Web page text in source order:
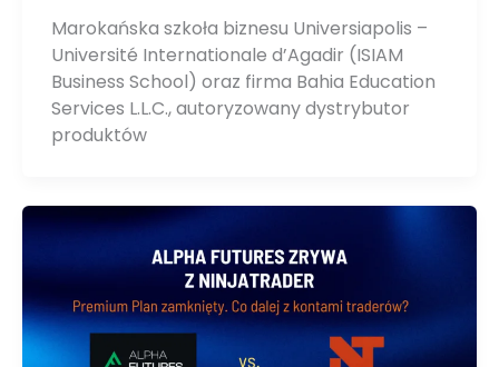
Marokańska szkoła biznesu Universiapolis –
Université Internationale d’Agadir (ISIAM
Business School) oraz firma Bahia Education
Services L.L.C., autoryzowany dystrybutor
produktów